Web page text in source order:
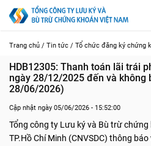
Trang chủ / Tin tức / Tổ chức đăng ký chứng
HDB12305: Thanh toán lãi trái
ngày 28/12/2025 đến và không
28/06/2026)
Cập nhật ngày 05/06/2026 - 15:52:00
Tổng công ty Lưu ký và Bù trừ chứng
TP.Hồ Chí Minh (CNVSDC) thông